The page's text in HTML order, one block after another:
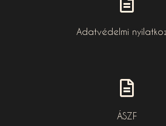
Adatvédelmi
ÁSZF